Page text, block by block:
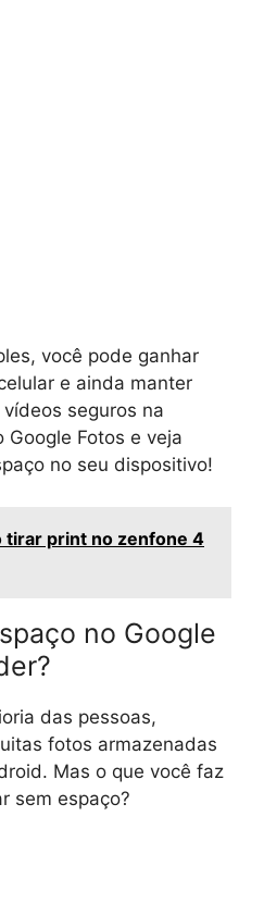
você pode ganhar
e ainda manter
seguros na
Google Fotos e veja
no seu dispositivo!
tirar print no zenfone 4
no Google
das pessoas,
fotos armazenadas
Mas o que você faz
sem espaço?